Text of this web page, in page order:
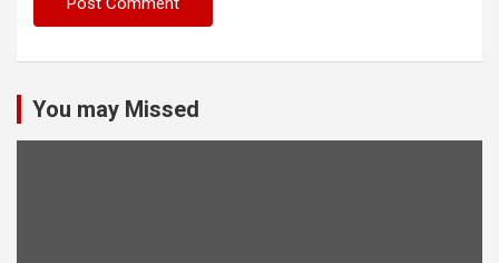
You may Missed